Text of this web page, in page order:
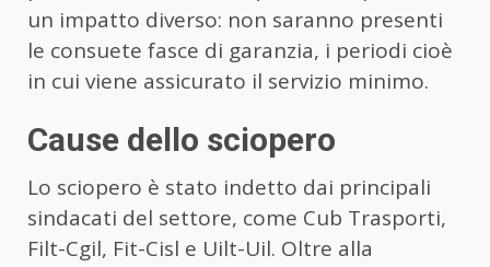
un impatto diverso: non saranno presenti
le consuete fasce di garanzia, i periodi cioè
in cui viene assicurato il servizio minimo.
Cause dello sciopero
Lo sciopero è stato indetto dai principali
sindacati del settore, come Cub Trasporti,
Filt-Cgil, Fit-Cisl e Uilt-Uil. Oltre alla